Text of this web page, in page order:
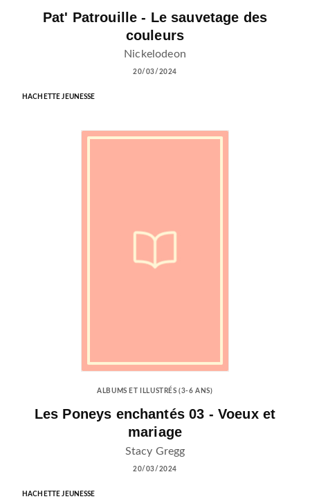
Pat' Patrouille - Le sauvetage des
couleurs
Nickelodeon
20/03/2024
HACHETTE JEUNESSE
ALBUMS ET ILLUSTRÉS (3-6 ANS)
Les Poneys enchantés 03 - Voeux et
mariage
Stacy Gregg
20/03/2024
HACHETTE JEUNESSE